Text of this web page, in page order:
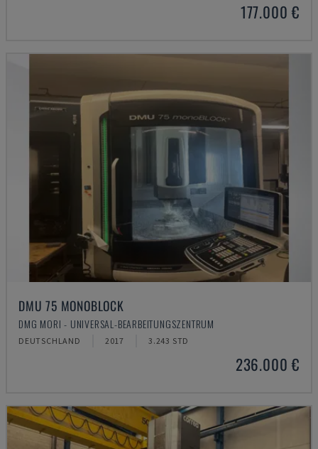
177.000 €
DMU 75 MONOBLOCK
DMG MORI - UNIVERSAL-BEARBEITUNGSZENTRUM
DEUTSCHLAND 2017 3.243 STD
236.000 €